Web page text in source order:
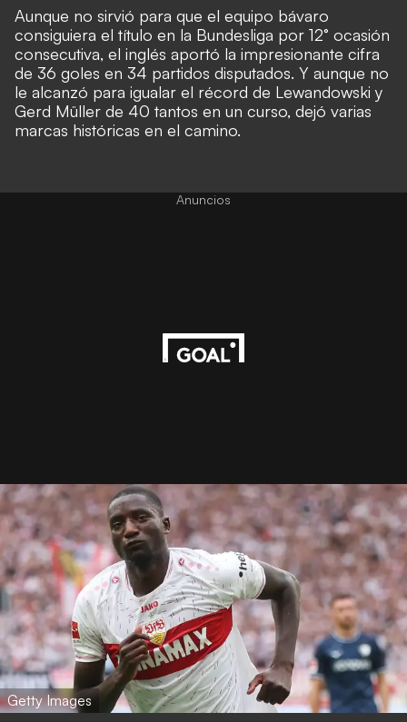
Aunque no sirvió para que el equipo bávaro
consiguiera el título en la Bundesliga por 12° ocasión
consecutiva, el inglés aportó la impresionante cifra
de 36 goles en 34 partidos disputados. Y aunque no
le alcanzó para igualar el récord de Lewandowski y
Gerd Müller de 40 tantos en un curso, dejó varias
marcas históricas en el camino.
Anuncios
Getty Images